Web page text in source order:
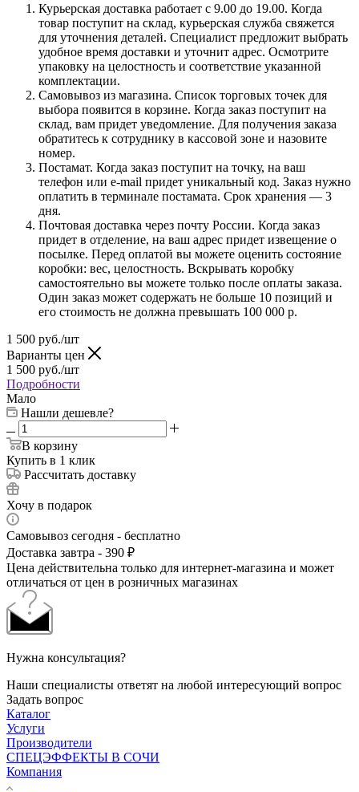
Курьерская доставка работает с 9.00 до 19.00. Когда
товар поступит на склад, курьерская служба свяжется
для уточнения деталей. Специалист предложит выбрать
удобное время доставки и уточнит адрес. Осмотрите
упаковку на целостность и соответствие указанной
комплектации.
Самовывоз из магазина. Список торговых точек для
выбора появится в корзине. Когда заказ поступит на
склад, вам придет уведомление. Для получения заказа
обратитесь к сотруднику в кассовой зоне и назовите
номер.
Постамат. Когда заказ поступит на точку, на ваш
телефон или e-mail придет уникальный код. Заказ нужно
оплатить в терминале постамата. Срок хранения — 3
дня.
Почтовая доставка через почту России. Когда заказ
придет в отделение, на ваш адрес придет извещение о
посылке. Перед оплатой вы можете оценить состояние
коробки: вес, целостность. Вскрывать коробку
самостоятельно вы можете только после оплаты заказа.
Один заказ может содержать не больше 10 позиций и
его стоимость не должна превышать 100 000 р.
1 500 руб./шт
Варианты цен
1 500 руб./шт
Подробности
Мало
Нашли дешевле?
В корзину
Купить в 1 клик
Рассчитать доставку
Хочу в подарок
Самовывоз сегодня - бесплатно
Доставка завтра - 390 ₽
Цена действительна только для интернет-магазина и может
отличаться от цен в розничных магазинах
Нужна консультация?
Наши специалисты ответят на любой интересующий вопрос
Задать вопрос
Каталог
Услуги
Производители
СПЕЦЭФФЕКТЫ В СОЧИ
Компания